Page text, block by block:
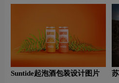
Suntide起泡酒包装设计图片